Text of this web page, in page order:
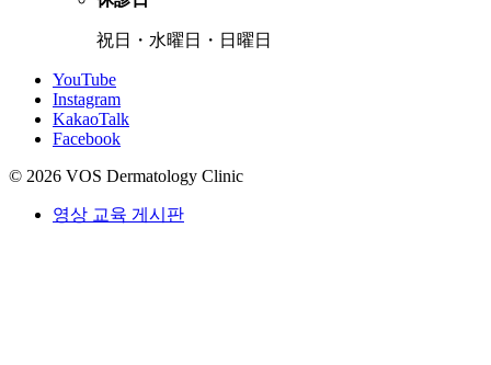
祝日・水曜日・日曜日
YouTube
Instagram
KakaoTalk
Facebook
© 2026 VOS Dermatology Clinic
영상 교육 게시판